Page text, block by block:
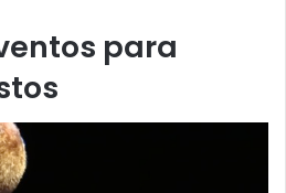
para